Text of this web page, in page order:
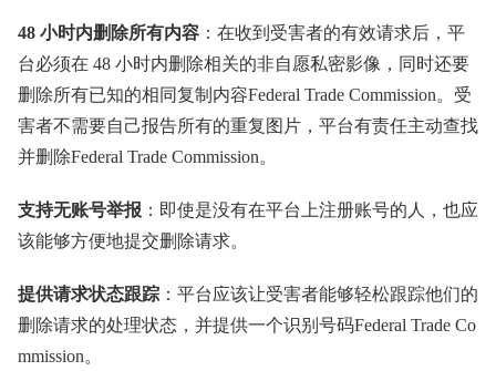
48 小时内删除所有内容 ：在收到受害者的有效请求后，平
台必须在 48 小时内删除相关的非自愿私密影像，同时还要
删除所有已知的相同复制内容Federal Trade Commission。受
害者不需要自己报告所有的重复图片，平台有责任主动查找
并删除Federal Trade Commission。
支持无账号举报 ：即使是没有在平台上注册账号的人，也应
该能够方便地提交删除请求。
提供请求状态跟踪 ：平台应该让受害者能够轻松跟踪他们的
删除请求的处理状态，并提供一个识别号码Federal Trade Co
mmission。